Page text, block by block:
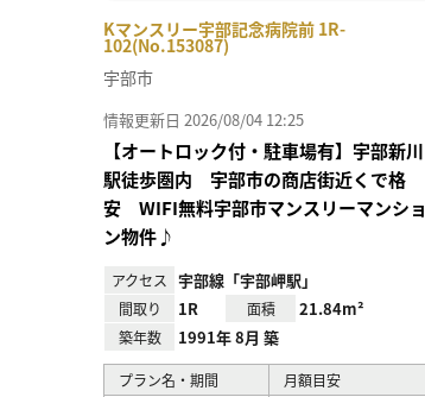
Kマンスリー宇部記念病院前 1R-
102(No.153087)
宇部市
情報更新日 2026/08/04 12:25
【オートロック付・駐車場有】宇部新川
駅徒歩圏内 宇部市の商店街近くで格
安 WIFI無料宇部市マンスリーマンショ
ン物件♪
アクセス 宇部線「宇部岬駅」
間取り 1R 面積 21.84m²
築年数 1991年 8月 築
プラン名・期間
月額目安